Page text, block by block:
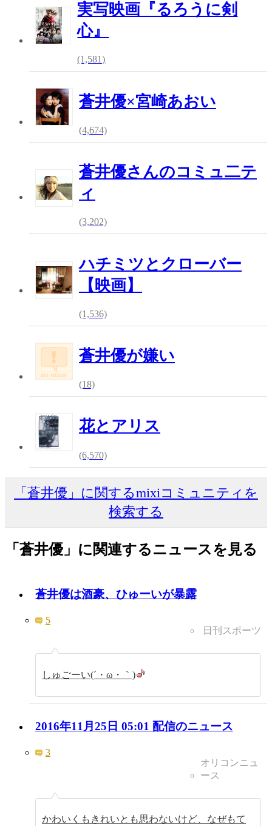
実写映画『るろうに剣
心』
(1,581)
蒼井優×宮崎あおい
(4,674)
蒼井優さんのコミュ二テ
ィ
(3,202)
ハチミツとクローバー
【映画】
(1,536)
蒼井優が嫌い
(18)
花とアリス
(6,570)
「蒼井優」に関するmixiコミュニティを
検索する
「蒼井優」に関連するニュースを見る
蒼井優は酒豪、ひゅーいが暴露
5
日刊スポーツ
しゅごーい(´・ω・｀)
2016年11月25日 05:01 配信のニュース
3
オリコンニュ
ース
かわいくもきれいとも思わないけど、なぜもて